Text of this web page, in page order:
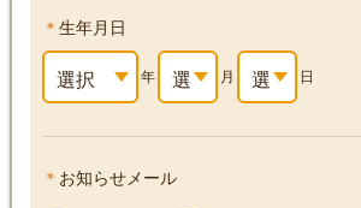
＊ 生年月日
選択
して
下さ
年
選
択
し
月
選
択
日
＊ お知らせメール